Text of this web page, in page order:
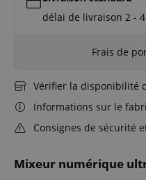
Mixeur numérique
délai de livraison 2 -
Frais de
Vérifier la disponibilité
Informations sur le
Consignes de sécurité